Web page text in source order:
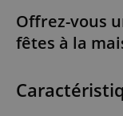
Offrez-vous
fêtes à la